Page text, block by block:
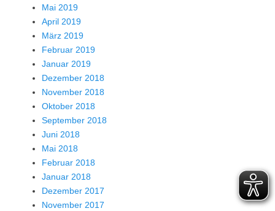
Mai 2019
April 2019
März 2019
Februar 2019
Januar 2019
Dezember 2018
November 2018
Oktober 2018
September 2018
Juni 2018
Mai 2018
Februar 2018
Januar 2018
Dezember 2017
November 2017